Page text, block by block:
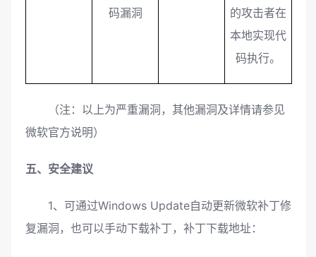
码漏洞
的攻击者在
本地实现代
码执行。
（注：以上为严重漏洞，其他漏洞及详情请参见
微软官方说明）
五、安全建议
1、可通过Windows Update自动更新微软补丁修
复漏洞，也可以手动下载补丁，补丁下载地址：